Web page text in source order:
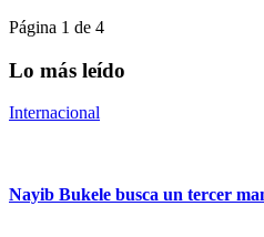
Página 1 de 4
Lo más leído
Internacional
Nayib Bukele busca un tercer